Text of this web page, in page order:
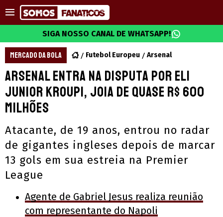
SIGA NOSSO CANAL DE WHATSAPP!
MERCADO DA BOLA Futebol Europeu Arsenal
Arsenal entra na disputa por Eli
Junior Kroupi, joia de quase R$ 600
milhões
Atacante, de 19 anos, entrou no radar
de gigantes ingleses depois de marcar
13 gols em sua estreia na Premier
League
Agente de Gabriel Jesus realiza reunião
com representante do Napoli